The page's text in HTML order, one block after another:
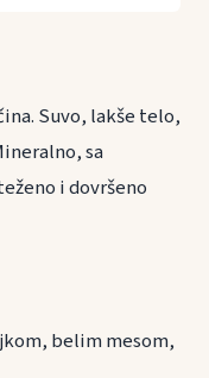
Suvo, lakše telo,
sa
i dovršeno
belim mesom,